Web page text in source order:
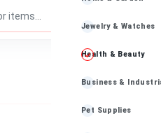
Jewelry & Watches
Health & Beauty
Business &
Pet Supplies